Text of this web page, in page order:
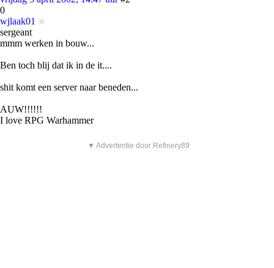
0
wjlaak01
sergeant
mmm werken in bouw...
Ben toch blij dat ik in de it....
shit komt een server naar beneden...
AUW!!!!!!
I love RPG Warhammer
▼ Advertentie door Refinery89